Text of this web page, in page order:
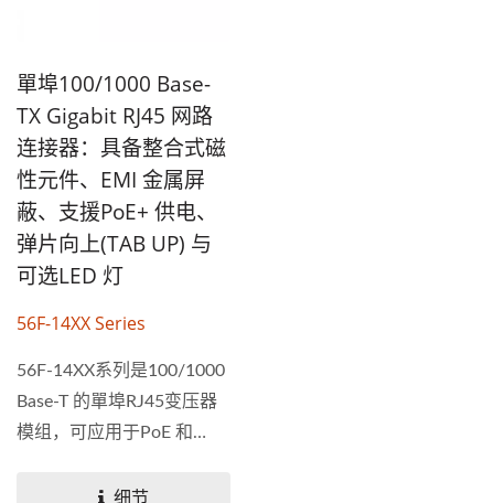
單埠100/1000 Base-
TX Gigabit RJ45 网路
连接器：具备整合式磁
性元件、EMI 金属屏
蔽、支援PoE+ 供电、
弹片向上(TAB UP) 与
可选LED 灯
56F-14XX Series
56F-14XX系列是100/1000
Base-T 的單埠RJ45变压器
模组，可应用于PoE 和
通过UTP-5电缆进行
细节